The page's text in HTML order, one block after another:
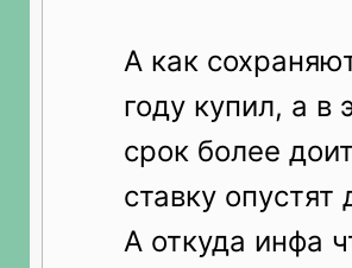
А как
году купил, а в
срок более
ставку
А откуда инфа